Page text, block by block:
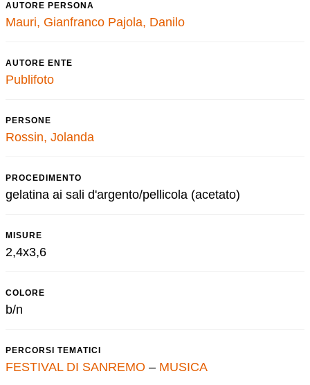
AUTORE PERSONA
Mauri, Gianfranco Pajola, Danilo
AUTORE ENTE
Publifoto
PERSONE
Rossin, Jolanda
PROCEDIMENTO
gelatina ai sali d'argento/pellicola (acetato)
MISURE
2,4x3,6
COLORE
b/n
PERCORSI TEMATICI
FESTIVAL DI SANREMO – MUSICA